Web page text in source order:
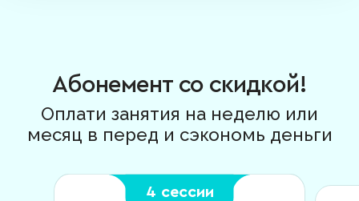
Абонемент со скидкой!
Оплати занятия на неделю или
месяц в перед и сэкономь деньги
4 сессии